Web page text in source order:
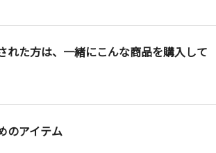
れた方は、一緒にこんな商品を購入して
のアイテム